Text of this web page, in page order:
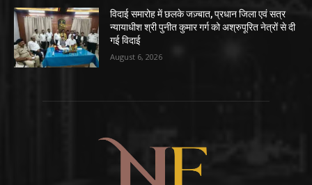
विदाई समारोह में छलके जज़्बात, प्रधान जिला एवं सत्र
न्यायाधीश श्री पुनीत कुमार गर्ग को अश्रुपूरित नेत्रों से दी
गई विदाई
August 6, 2026